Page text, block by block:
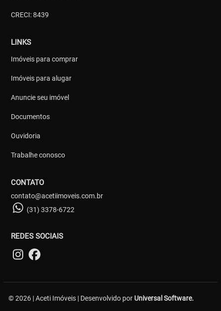
CRECI: 8439
LINKS
Imóveis para comprar
Imóveis para alugar
Anuncie seu imóvel
Documentos
Ouvidoria
Trabalhe conosco
CONTATO
contato@acetiimoveis.com.br
(31) 3378-6722
REDES SOCIAIS
© 2026 | Aceti Imóveis | Desenvolvido por Universal Software.